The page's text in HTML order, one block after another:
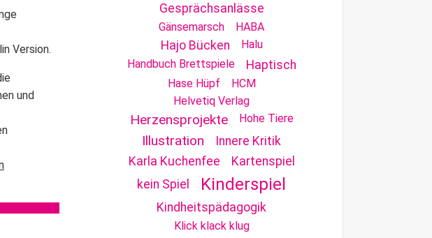
Version.
und
Gesprächsanlässe
Gänsemarsch HABA
Hajo Bücken
Halu
Handbuch Brettspiele
Haptisch
Hase Hüpf
HCM
Helvetiq Verlag
Herzensprojekte Hohe Tiere
Illustration
Innere Kritik
Karla Kuchenfee
Kartenspiel
kein Spiel
Kinderspiel
Kindheitspädagogik
Klick klack klug